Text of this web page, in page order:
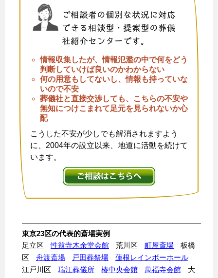
ご相談者の個別な状況に対応
できる相談型・提案型の葬儀
社紹介センターです。
情報収集したが、情報氾濫の中で何をどう
判断していけば良いのかわからない
何の用意もしてないし、情報も持っていな
いので不安
葬儀社と直接交渉しても、こちらの不安や
無知につけこまれて足元を見られないか心
配
こうした不安が少しでも解消されますよう
に、2004年の設立以来、地道に活動を続けて
います。
東京23区の代表的斎場実例
足立区
性翁寺木余堂会館 荒川区 町屋斎場
板橋
区
舟渡斎場 戸田葬祭場
蓮根レインボーホール
江戸川区
瑞江葬儀所 椿中央会館 萬福寺会館
大